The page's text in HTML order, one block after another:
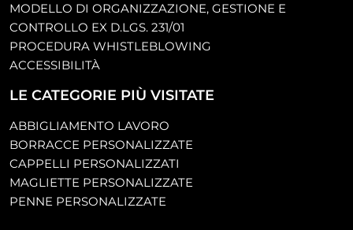
MODELLO DI ORGANIZZAZIONE, GESTIONE E
CONTROLLO EX D.LGS. 231/01
PROCEDURA WHISTLEBLOWING
ACCESSIBILITÀ
LE CATEGORIE PIÙ VISITATE
ABBIGLIAMENTO LAVORO
BORRACCE PERSONALIZZATE
CAPPELLI PERSONALIZZATI
MAGLIETTE PERSONALIZZATE
PENNE PERSONALIZZATE